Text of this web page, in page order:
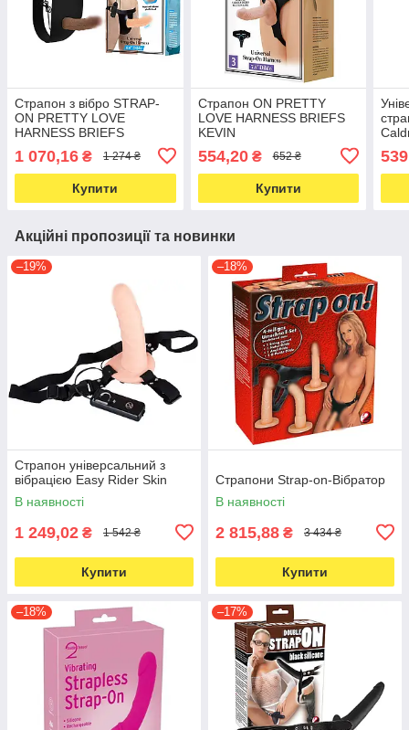
Страпон з вібро STRAP-
ON PRETTY LOVE
HARNESS BRIEFS
1 070,16 ₴ 1 274 ₴
Купити
Страпон ON PRETTY
LOVE HARNESS BRIEFS
KEVIN
554,20₴ 652 ₴
Купити
Акційні пропозиції та новинки
–19%
Страпон універсальний з
вібрацією Easy Rider Skin
В наявності
1 249,02 ₴ 1 542 ₴
Купити
–18%
Страпони Strap-on-Вібратор
В наявності
2 815,88 ₴ 3 434 ₴
Купити
–18% –17%